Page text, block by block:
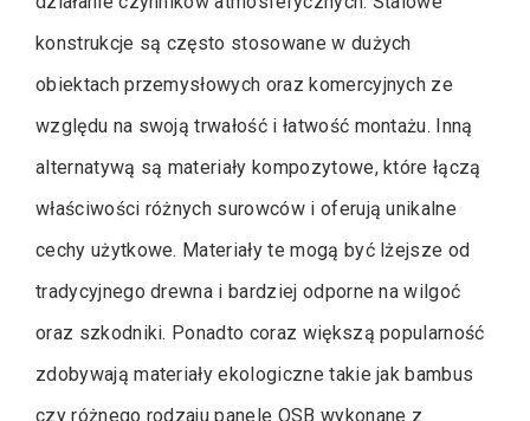
konstrukcje są często stosowane w dużych
obiektach przemysłowych oraz komercyjnych ze
względu na swoją trwałość i łatwość montażu. Inną
alternatywą są materiały kompozytowe, które łączą
właściwości różnych surowców i oferują unikalne
cechy użytkowe. Materiały te mogą być lżejsze od
tradycyjnego drewna i bardziej odporne na wilgoć
oraz szkodniki. Ponadto coraz większą popularność
zdobywają materiały ekologiczne takie jak bambus
czy różnego rodzaju panele OSB wykonane z